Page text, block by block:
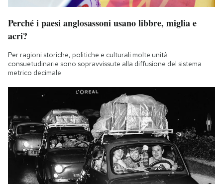
Perché i paesi anglosassoni usano libbre, miglia e
acri?
Per ragioni storiche, politiche e culturali molte unità
consuetudinarie sono sopravvissute alla diffusione del sistema
metrico decimale